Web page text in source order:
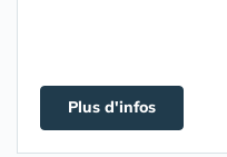
Plus d'infos